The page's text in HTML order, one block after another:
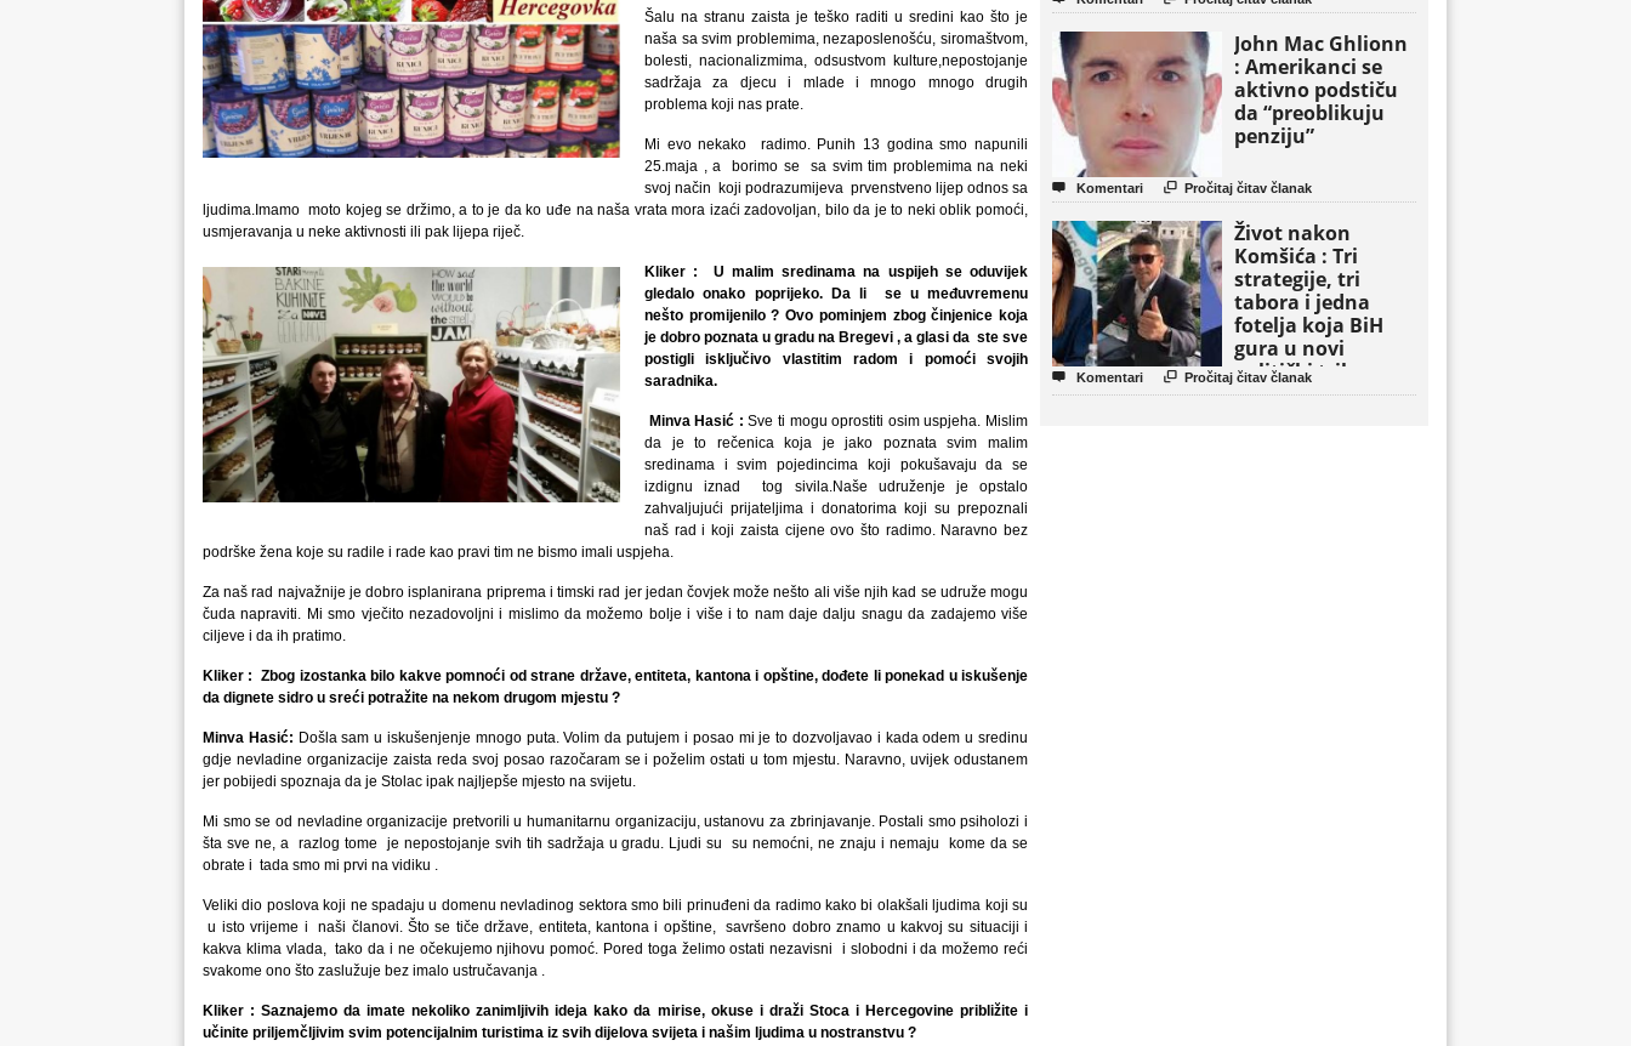
Šalu na stranu zaista je teško raditi u sredini kao što je
naša sa svim problemima, nezaposlenošću, siromaštvom,
bolesti, nacionalizmima, odsustvom kulture,nepostojanje
sadržaja za djecu i mlade i mnogo mnogo drugih
problema koji nas prate.
Mi evo nekako radimo. Punih 13 godina smo napunili
25.maja , a borimo se sa svim tim problemima na neki
svoj način koji podrazumijeva prvenstveno lijep odnos sa
ljudima.Imamo moto kojeg se držimo, a to je da ko uđe na naša vrata mora izaći zadovoljan, bilo da je to neki oblik pomoći,
usmjeravanja u neke aktivnosti ili pak lijepa riječ.
Kliker : U malim sredinama na uspijeh se oduvijek
gledalo onako poprijeko. Da li se u međuvremenu
nešto promijenilo ? Ovo pominjem zbog činjenice koja
je dobro poznata u gradu na Bregevi , a glasi da ste sve
postigli isključivo vlastitim radom i pomoći svojih
saradnika.
Minva Hasić : Sve ti mogu oprostiti osim uspjeha. Mislim
da je to rečenica koja je jako poznata svim malim
sredinama i svim pojedincima koji pokušavaju da se
izdignu iznad tog sivila.Naše udruženje je opstalo
zahvaljujući prijateljima i donatorima koji su prepoznali
naš rad i koji zaista cijene ovo što radimo. Naravno bez
podrške žena koje su radile i rade kao pravi tim ne bismo imali uspjeha.
Za naš rad najvažnije je dobro isplanirana priprema i timski rad jer jedan čovjek može nešto ali više njih kad se udruže mogu
čuda napraviti. Mi smo vječito nezadovoljni i mislimo da možemo bolje i više i to nam daje dalju snagu da zadajemo više
ciljeve i da ih pratimo.
Kliker : Zbog izostanka bilo kakve pomnoći od strane države, entiteta, kantona i opštine, dođete li ponekad u iskušenje
da dignete sidro u sreći potražite na nekom drugom mjestu ?
Minva Hasić: Došla sam u iskušenjenje mnogo puta. Volim da putujem i posao mi je to dozvoljavao i kada odem u sredinu
gdje nevladine organizacije zaista reda svoj posao razočaram se i poželim ostati u tom mjestu. Naravno, uvijek odustanem
jer pobijedi spoznaja da je Stolac ipak najljepše mjesto na svijetu.
Mi smo se od nevladine organizacije pretvorili u humanitarnu organizaciju, ustanovu za zbrinjavanje. Postali smo psiholozi i
šta sve ne, a razlog tome je nepostojanje svih tih sadržaja u gradu. Ljudi su su nemoćni, ne znaju i nemaju kome da se
obrate i tada smo mi prvi na vidiku .
Veliki dio poslova koji ne spadaju u domenu nevladinog sektora smo bili prinuđeni da radimo kako bi olakšali ljudima koji su
u isto vrijeme i naši članovi. Što se tiče države, entiteta, kantona i opštine, savršeno dobro znamo u kakvoj su situaciji i
kakva klima vlada, tako da i ne očekujemo njihovu pomoć. Pored toga želimo ostati nezavisni i slobodni i da možemo reći
svakome ono što zaslužuje bez imalo ustručavanja .
Kliker : Saznajemo da imate nekoliko zanimljivih ideja kako da mirise, okuse i draži Stoca i Hercegovine približite i
učinite priljemčljivim svim potencijalnim turistima iz svih dijelova svijeta i našim ljudima u nostranstvu ?
John Mac Ghlionn
: Amerikanci se
aktivno podstiču
da “preoblikuju
penziju”
 Komentari  Pročitaj čitav članak
Život nakon
Komšića : Tri
strategije, tri
tabora i jedna
fotelja koja BiH
gura u novi
politički triler
 Komentari  Pročitaj čitav članak